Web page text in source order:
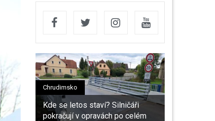
Chrudimsko
Kde se letos staví? Silničáři
pokračují v opravách po celém